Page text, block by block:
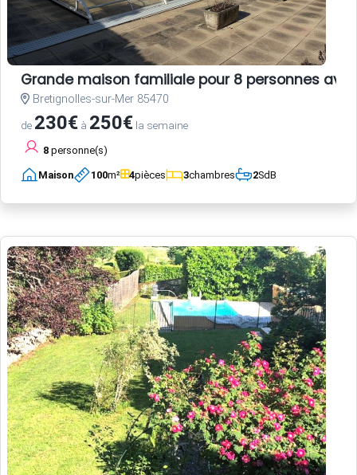
Grande maison familiale pour 8 personnes
Bretignolles-sur-Mer 85470
de 230€ à 250€ la semaine
8 personne(s)
Maison 100m² 4pièces 3chambres 2SdB